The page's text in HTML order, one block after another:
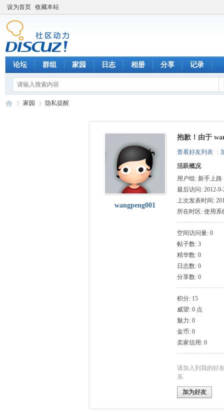
设为首页 收藏本站
论坛 群组 家园 日志 相册 分享 记录
家园 隐私提醒
wangpeng001
抱歉！由于
查看好友列表
活跃概况
用户组: 新手上路
最后访问: 2012-9-
上次发表时间:
所在时区: 使用系
空间访问量: 0
帖子数: 3
精华数: 0
日志数: 0
分享数: 0
积分: 15
威望: 0 点
魅力: 0
金币: 0
卖家信用: 0
请加入到我的好
系
加为好友